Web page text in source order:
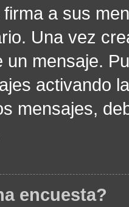
a sus
Una vez
un mensaje.
activando
mensajes,
encuesta?